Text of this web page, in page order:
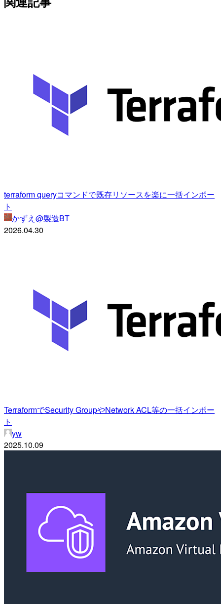
terraform queryコマンドで既存リソースを楽に一括インポー
ト
かずえ@製造BT
2026.04.30
TerraformでSecurity GroupやNetwork ACL等の一括インポー
ト
yw
2025.10.09